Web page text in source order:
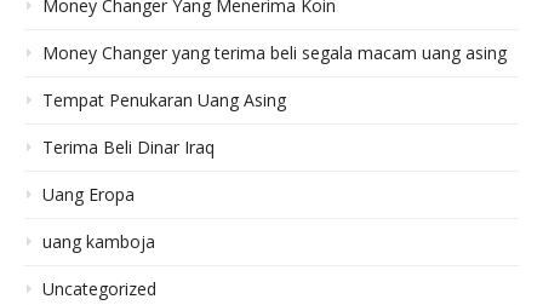
Money Changer Yang Menerima Koin
Money Changer yang terima beli segala macam uang asing
Tempat Penukaran Uang Asing
Terima Beli Dinar Iraq
Uang Eropa
uang kamboja
Uncategorized